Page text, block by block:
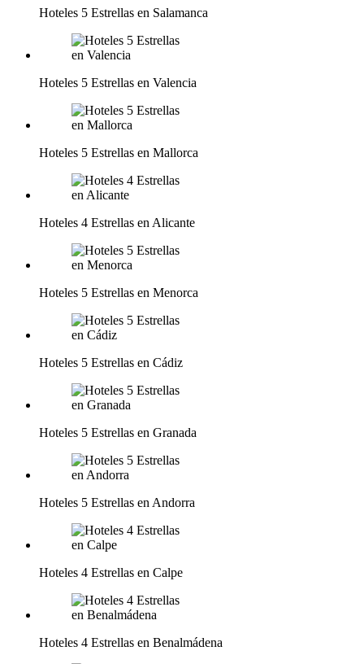
Hoteles 5 Estrellas en Salamanca
Hoteles 5 Estrellas en Valencia
Hoteles 5 Estrellas en Mallorca
Hoteles 4 Estrellas en Alicante
Hoteles 5 Estrellas en Menorca
Hoteles 5 Estrellas en Cádiz
Hoteles 5 Estrellas en Granada
Hoteles 5 Estrellas en Andorra
Hoteles 4 Estrellas en Calpe
Hoteles 4 Estrellas en Benalmádena